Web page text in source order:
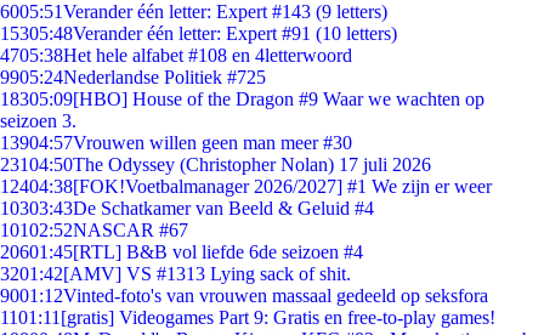
6005:51Verander één letter: Expert #143 (9 letters)
15305:48Verander één letter: Expert #91 (10 letters)
4705:38Het hele alfabet #108 en 4letterwoord
9905:24Nederlandse Politiek #725
18305:09[HBO] House of the Dragon #9 Waar we wachten op
seizoen 3.
13904:57Vrouwen willen geen man meer #30
23104:50The Odyssey (Christopher Nolan) 17 juli 2026
12404:38[FOK!Voetbalmanager 2026/2027] #1 We zijn er weer
10303:43De Schatkamer van Beeld & Geluid #4
10102:52NASCAR #67
20601:45[RTL] B&B vol liefde 6de seizoen #4
3201:42[AMV] VS #1313 Lying sack of shit.
9001:12Vinted-foto's van vrouwen massaal gedeeld op seksfora
1101:11 [gratis] Videogames Part 9: Gratis en free-to-play games!